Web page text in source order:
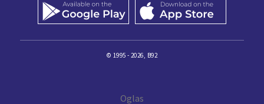
© 1995 - 2026, B92